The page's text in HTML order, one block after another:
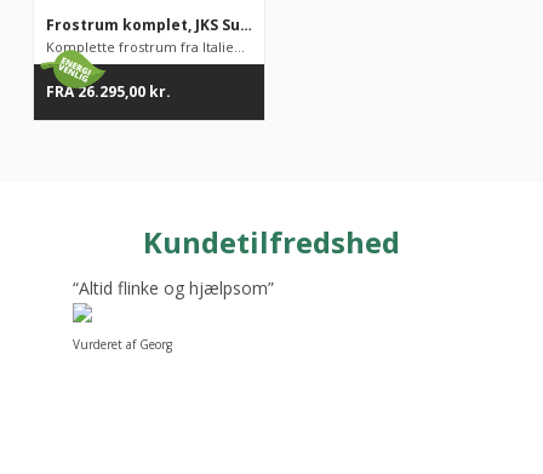
Frostrum komplet, JKS SuperEko 100mm isolering KOMPLET
Komplette frostrum fra Italienske Tecnodom / JKS. PRISEN ER IN...
FRA26.295,00 kr.
Kundetilfredshed
“Altid flinke og hjælpsom”
Vurderet af Georg